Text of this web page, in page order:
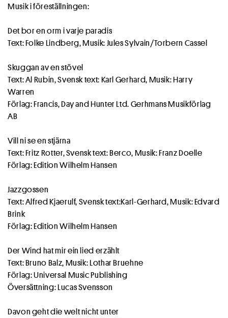
Musik i föreställningen:
Det bor en orm i varje paradis
Text: Folke Lindberg, Musik: Jules Sylvain/Torbern Cassel
Skuggan av en stövel
Text: Al Rubin, Svensk text: Karl Gerhard, Musik: Harry
Warren
Förlag: Francis, Day and Hunter Ltd. Gerhmans Musikförlag
AB
Vill ni se en stjärna
Text: Fritz Rotter, Svensk text: Berco, Musik: Franz Doelle
Förlag: Edition Wilhelm Hansen
Jazzgossen
Text: Alfred Kjaerulf, Svensk text:Karl-Gerhard, Musik: Edvard
Brink
Förlag: Edition Wilhelm Hansen
Der Wind hat mir ein lied erzählt
Text: Bruno Balz, Musik: Lothar Bruehne
Förlag: Universal Music Publishing
Översättning: Lucas Svensson
Davon geht die welt nicht unter